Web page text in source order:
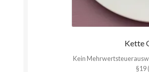
Kette
Kein
§19